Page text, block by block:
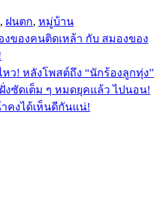
, ฝนตก, หมู่บ้าน
งของคนติดเหล้า กับ สมองของ
ว! หลังโพสต์ถึง “นักร้องลูกทุ่ง”
งซัดเต็ม ๆ หมดยุคแล้ว ไปนอน!
คงได้เห็นดีกันแน่!